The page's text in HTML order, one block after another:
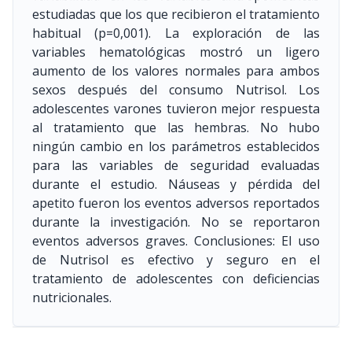
estudiadas que los que recibieron el tratamiento
habitual (p=0,001). La exploración de las
variables hematológicas mostró un ligero
aumento de los valores normales para ambos
sexos después del consumo Nutrisol. Los
adolescentes varones tuvieron mejor respuesta
al tratamiento que las hembras. No hubo
ningún cambio en los parámetros establecidos
para las variables de seguridad evaluadas
durante el estudio. Náuseas y pérdida del
apetito fueron los eventos adversos reportados
durante la investigación. No se reportaron
eventos adversos graves. Conclusiones: El uso
de Nutrisol es efectivo y seguro en el
tratamiento de adolescentes con deficiencias
nutricionales.